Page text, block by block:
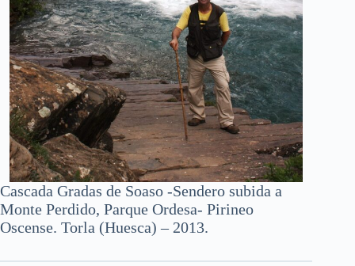
Cascada Gradas de Soaso -Sendero subida a
Monte Perdido, Parque Ordesa- Pirineo
Oscense. Torla (Huesca) – 2013.